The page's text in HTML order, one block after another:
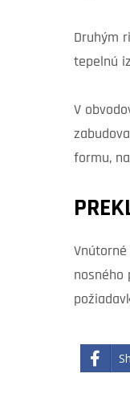
Druhým
tepelnú
V
formu,
nosného